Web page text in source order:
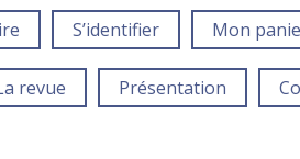
S’identifier Mon
revue Présentation